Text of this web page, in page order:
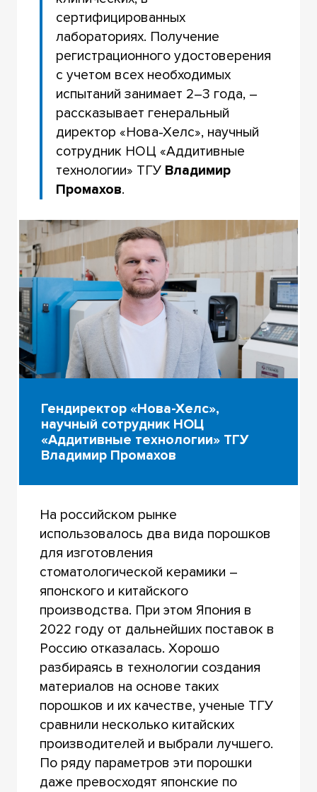
сертифицированных
лабораториях. Получение
регистрационного удостоверения
с учетом всех необходимых
испытаний занимает 2–3 года, –
рассказывает генеральный
директор «Нова-Хелс», научный
сотрудник НОЦ «Аддитивные
технологии» ТГУ Владимир
Промахов.
Гендиректор «Нова-Хелс»,
научный сотрудник НОЦ
«Аддитивные технологии» ТГУ
Владимир Промахов
На российском рынке
использовалось два вида порошков
для изготовления
стоматологической керамики –
японского и китайского
производства. При этом Япония в
2022 году от дальнейших поставок в
Россию отказалась. Хорошо
разбираясь в технологии создания
материалов на основе таких
порошков и их качестве, ученые ТГУ
сравнили несколько китайских
производителей и выбрали лучшего.
По ряду параметров эти порошки
даже превосходят японские по